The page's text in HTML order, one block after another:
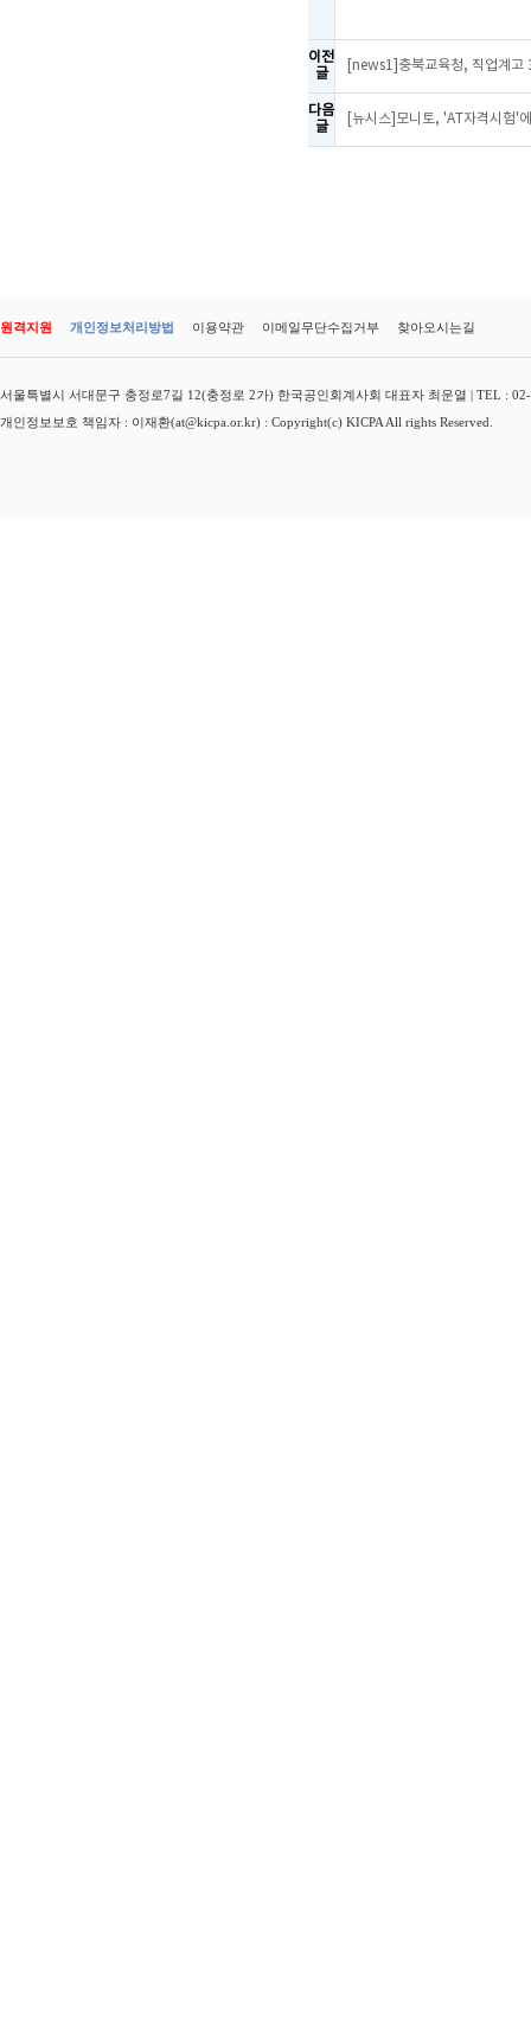
이전
글
[news1]충북교육청, 직업계고
다음
글
[뉴시스]모니토, 'AT자격시험'
원격지원 개인정보처리방법 이용약관 이메일무단수집거부 찾아오시는길
서울특별시 서대문구 충정로7길 12(충정로 2가) 한국공인회계사회 대표자 최운열 | TEL :
개인정보보호 책임자 : 이재환(at@kicpa.or.kr) : Copyright(c) KICPA All rights Reserved.